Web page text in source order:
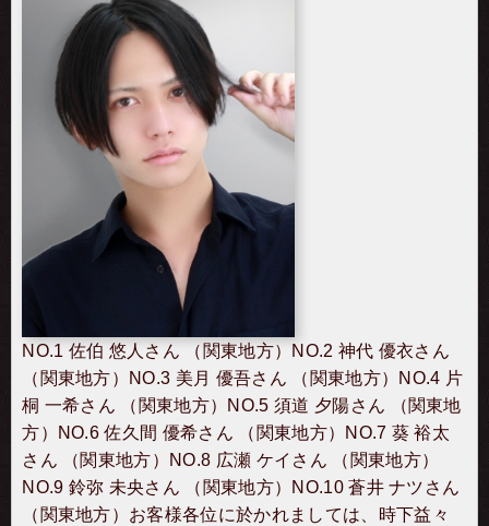
NO.1 佐伯 悠人さん （関東地方）NO.2 神代 優衣さん
（関東地方）NO.3 美月 優吾さん （関東地方）NO.4 片
桐 一希さん （関東地方）NO.5 須道 夕陽さん （関東地
方）NO.6 佐久間 優希さん （関東地方）NO.7 葵 裕太
さん （関東地方）NO.8 広瀬 ケイさん （関東地方）
NO.9 鈴弥 未央さん （関東地方）NO.10 蒼井 ナツさん
（関東地方）お客様各位に於かれましては、時下益々